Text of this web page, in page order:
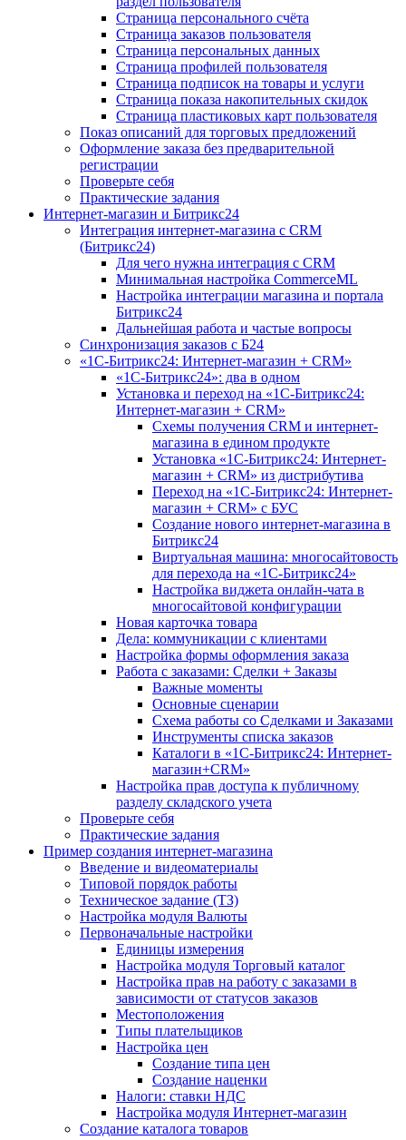
Страница персонального счёта
Страница заказов пользователя
Страница персональных данных
Страница профилей пользователя
Страница подписок на товары и услуги
Страница показа накопительных скидок
Страница пластиковых карт пользователя
Показ описаний для торговых предложений
Оформление заказа без предварительной
регистрации
Проверьте себя
Практические задания
Интернет-магазин и Битрикс24
Интеграция интернет-магазина с CRM
(Битрикс24)
Для чего нужна интеграция с CRM
Минимальная настройка CommerceML
Настройка интеграции магазина и портала
Битрикс24
Дальнейшая работа и частые вопросы
Синхронизация заказов с Б24
«1С-Битрикс24: Интернет-магазин + CRM»
«1С-Битрикс24»: два в одном
Установка и переход на «1С-Битрикс24:
Интернет-магазин + CRM»
Схемы получения CRM и интернет-
магазина в едином продукте
Установка «1С-Битрикс24: Интернет-
магазин + CRM» из дистрибутива
Переход на «1С-Битрикс24: Интернет-
магазин + CRM» с БУС
Создание нового интернет-магазина в
Битрикс24
Виртуальная машина: многосайтовость
для перехода на «1С-Битрикс24»
Настройка виджета онлайн-чата в
многосайтовой конфигурации
Новая карточка товара
Дела: коммуникации с клиентами
Настройка формы оформления заказа
Работа с заказами: Сделки + Заказы
Важные моменты
Основные сценарии
Схема работы со Сделками и Заказами
Инструменты списка заказов
Каталоги в «1С-Битрикс24: Интернет-
магазин+CRM»
Настройка прав доступа к публичному
разделу складского учета
Проверьте себя
Практические задания
Пример создания интернет-магазина
Введение и видеоматериалы
Типовой порядок работы
Техническое задание (ТЗ)
Настройка модуля Валюты
Первоначальные настройки
Единицы измерения
Настройка модуля Торговый каталог
Настройка прав на работу с заказами в
зависимости от статусов заказов
Местоположения
Типы плательщиков
Настройка цен
Создание типа цен
Создание наценки
Налоги: ставки НДС
Настройка модуля Интернет-магазин
Создание каталога товаров